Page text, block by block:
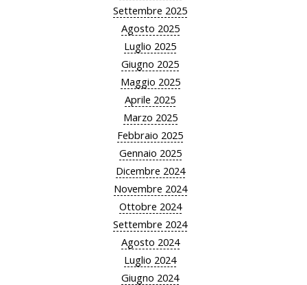
Settembre 2025
Agosto 2025
Luglio 2025
Giugno 2025
Maggio 2025
Aprile 2025
Marzo 2025
Febbraio 2025
Gennaio 2025
Dicembre 2024
Novembre 2024
Ottobre 2024
Settembre 2024
Agosto 2024
Luglio 2024
Giugno 2024